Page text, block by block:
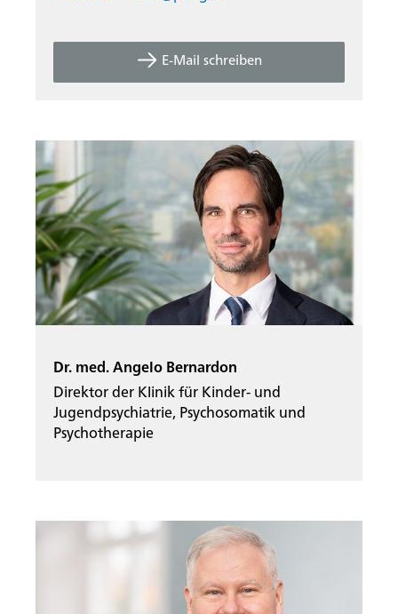
E-Mail schreiben
Dr. med. Angelo Bernardon
Direktor der Klinik für Kinder- und
Jugendpsychiatrie, Psychosomatik und
Psychotherapie